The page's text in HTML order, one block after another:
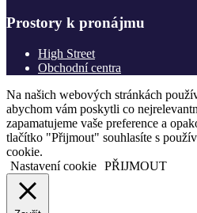
Prostory k pronájmu
High Street
Obchodní centra
Na našich webových stránkách
abychom vám poskytli co
zapamatujeme vaše preference a
tlačítko "Přijmout" souhlasíte s
cookie.
Nastavení cookie PŘIJMOUT